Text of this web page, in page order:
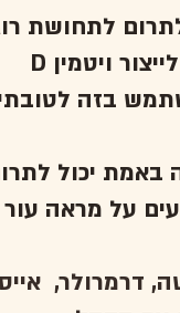
לתרום לתחושת
באמת יכול
על מראה עור
דרמרולר, אייס